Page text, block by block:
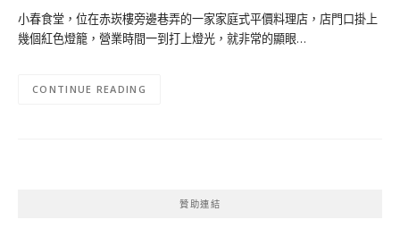
小春食堂，位在赤崁樓旁邊巷弄的一家家庭式平價料理店，店門口掛上
幾個紅色燈籠，營業時間一到打上燈光，就非常的顯眼…
CONTINUE READING
贊助連結